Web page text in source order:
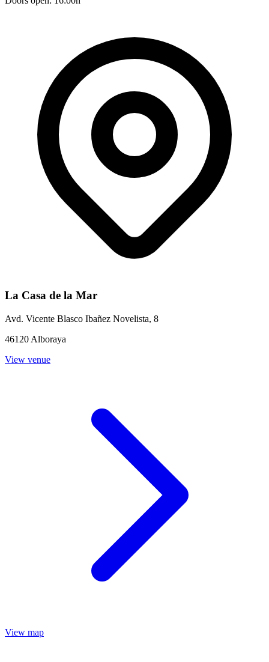
La Casa de la Mar
Avd. Vicente Blasco Ibañez Novelista, 8
46120 Alboraya
View venue
View map